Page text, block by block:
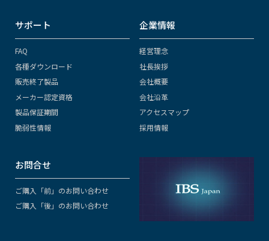
サポート
FAQ
各種ダウンロード
販売終了製品
メーカー認定資格
製品保証期間
脆弱性情報
企業情報
経営理念
社長挨拶
会社概要
会社沿革
アクセスマップ
採用情報
お問合せ
ご購入「前」のお問い合わせ
ご購入「後」のお問い合わせ